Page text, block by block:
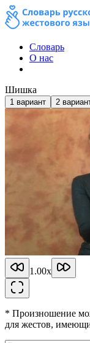
Словарь
О нас
Шишка
1 вариант 2
1.00x
* Произношение
для жестов,